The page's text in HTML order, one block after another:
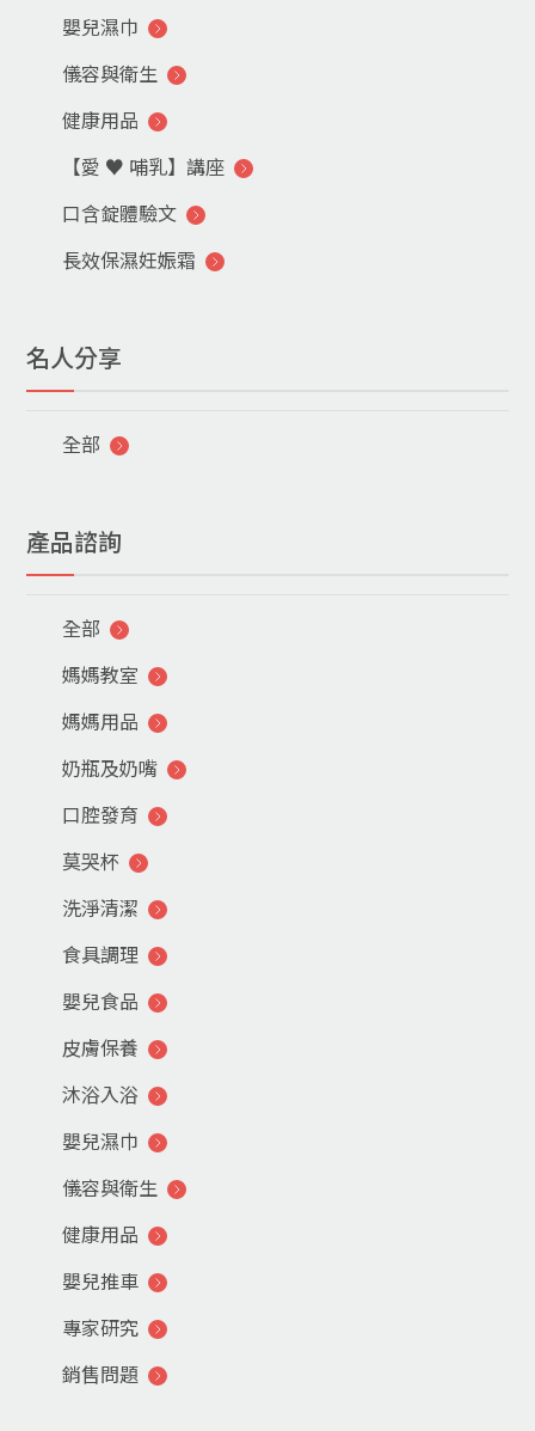
嬰兒濕巾
儀容與衛生
健康用品
【愛 ♥ 哺乳】講座
口含錠體驗文
長效保濕妊娠霜
名人分享
全部
產品諮詢
全部
媽媽教室
媽媽用品
奶瓶及奶嘴
口腔發育
莫哭杯
洗淨清潔
食具調理
嬰兒食品
皮膚保養
沐浴入浴
嬰兒濕巾
儀容與衛生
健康用品
嬰兒推車
專家研究
銷售問題